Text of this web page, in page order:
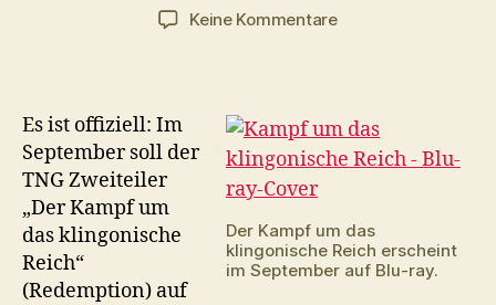
Keine Kommentarezu
Reich:
Blu-
im
Handel
Der Kampf um das
klingonische Reich erscheint
im September auf Blu-ray.
Es ist offiziell: Im
September soll der
TNG Zweiteiler
„Der Kampf um
das klingonische
Reich“
(Redemption) auf